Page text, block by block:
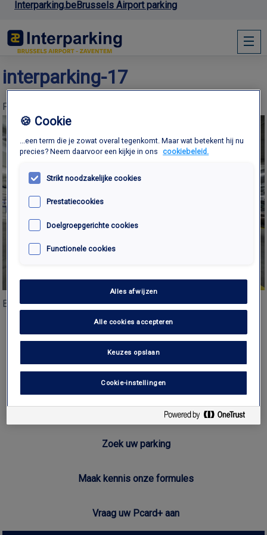
Interparking.beBrussels Airport parking
interparking-17
Published
Both comments and trackbacks are currently closed.
Interparking in België
Zoek uw parking
Maak kennis onze formules
Vraag uw Pcard+ aan
🍪 Cookie
...een term die je zowat overal tegenkomt. Maar wat betekent hij nu
precies? Neem daarvoor een kijkje in ons
cookiebeleid.
Strikt noodzakelijke cookies
Prestatiecookies
Doelgroepgerichte cookies
Functionele cookies
Alles afwijzen
Alle cookies accepteren
Keuzes opslaan
Cookie-instellingen